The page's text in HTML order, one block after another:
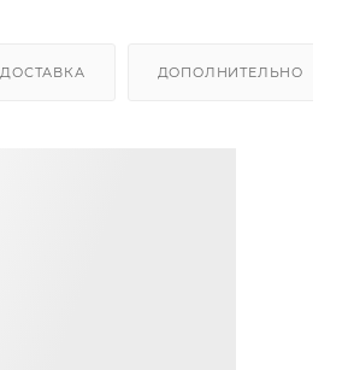
ДОСТАВКА ДОПОЛНИТЕЛЬНО